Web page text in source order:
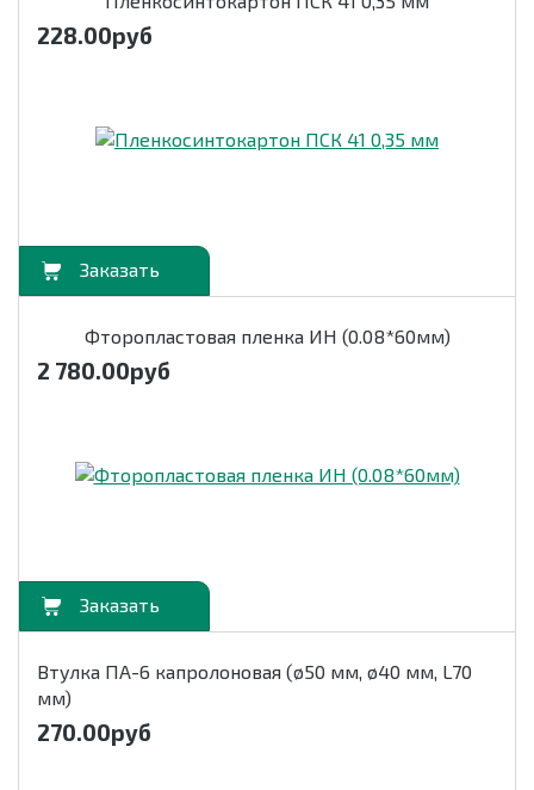
228.00руб
Фторопластовая пленка ИН (0.08*60мм)
2 780.00руб
Втулка ПА-6 капролоновая (ø50 мм, ø40 мм, L70
мм)
270.00руб